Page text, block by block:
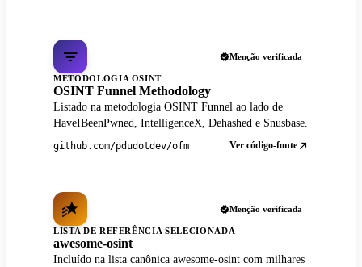
Menção verificada
METODOLOGIA OSINT
OSINT Funnel Methodology
Listado na metodologia OSINT Funnel ao lado de
HaveIBeenPwned, IntelligenceX, Dehashed e Snusbase.
github.com/pdudotdev/ofm Ver código-fonte
Menção verificada
LISTA DE REFERÊNCIA SELECIONADA
awesome-osint
Incluído na lista canônica awesome-osint com milhares